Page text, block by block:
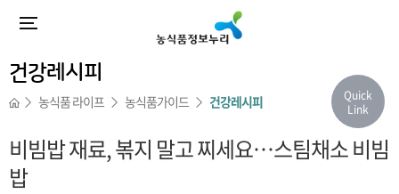
건강레시피
농식품 라이프 농식품가이드 건강레시피
비빔밥 재료, 볶지 말고 찌세요…스팀채소 비빔
밥
Quick
Link